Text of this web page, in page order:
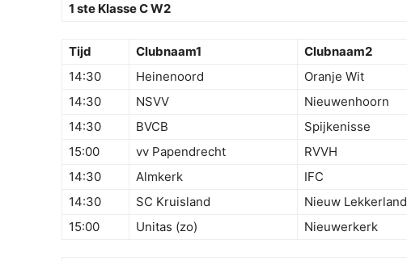
1 ste Klasse C W2
Tijd Clubnaam1 Clubnaam2
14:30
Heinenoord Oranje Wit
14:30
NSVV Nieuwenhoorn
14:30
BVCB Spijkenisse
15:00
vv Papendrecht RVVH
14:30
Almkerk IFC
14:30
SC Kruisland Nieuw Lekkerland
15:00
Unitas (zo) Nieuwerkerk